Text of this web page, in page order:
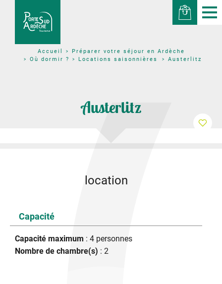
Accueil
Préparer votre séjour en Ardèche
Où dormir ?
Locations saisonnières Austerlitz
Austerlitz
location
Capacité
Capacité maximum : 4 personnes
Nombre de chambre(s) : 2